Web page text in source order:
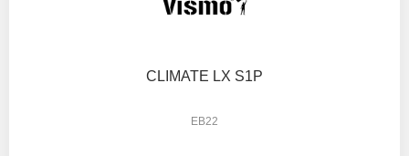
CLIMATE LX S1P
EB22